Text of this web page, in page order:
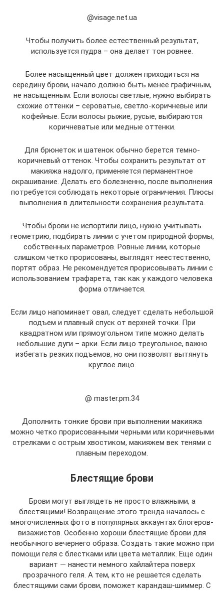
@visage.net.ua
Чтобы получить более естественный результат,
используется пудра – она делает тон ровнее.
Более насыщенный цвет должен приходиться на
середину брови, начало должно быть менее графичным,
не насыщенным. Если волосы светлые, нужно выбирать
схожие оттенки – сероватые, светло-коричневые или
кофейные. Если волосы рыжие, русые, выбираются
коричневатые или медные оттенки.
Для брюнеток и шатенок обычно берется темно-
коричневый оттенок. Чтобы сохранить результат от
макияжа надолго, применяется перманентное
окрашивание. Делать его болезненно, после выполнения
потребуется соблюдать некоторые ограничения. Плюсы
выполнения в длительности сохранения результата.
Чтобы брови не испортили лицо, нужно учитывать
геометрию, подбирать линии с учетом природной формы,
собственных параметров. Ровные линии, которые
слишком четко прорисованы, выглядят неестественно,
портят образ. Не рекомендуется прорисовывать линии с
использованием трафарета, так как у каждого человека
форма отличается.
Если лицо напоминает овал, следует сделать небольшой
подъем и плавный спуск от верхней точки. При
квадратном или прямоугольном типе можно делать
небольшие дуги – арки. Если лицо треугольное, важно
избегать резких подъемов, но они позволят вытянуть
круглое лицо.
@ master.pm.34
Дополнить тонкие брови при выполнении макияжа
можно четко прорисованными черными или коричневыми
стрелками с острым хвостиком, макияжем век тенями с
плавным переходом.
Блестящие брови
Брови могут выглядеть не просто влажными, а
блестящими! Возвращение этого тренда началось с
многочисленных фото в популярных аккаунтах блогеров-
визажистов. Особенно хороши блестящие брови для
необычного вечернего образа. Создать такие можно при
помощи геля с блестками или цвета металлик. Еще один
вариант — нанести немного хайлайтера поверх
прозрачного геля. А тем, кто не решается сделать
блестящими сами брови, поможет карандаш-шиммер. С